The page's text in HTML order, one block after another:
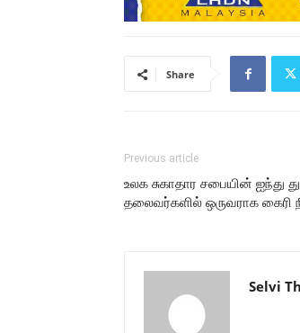
Share
Previous article
உலக சுகாதார சபையின் ஐந்து
தலைவர்களில் ஒருவராக கைரி
Selvi